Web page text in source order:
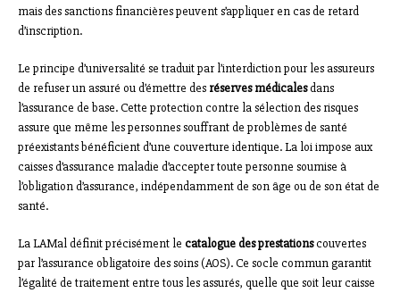
mais des sanctions financières peuvent s’appliquer en cas de retard
d’inscription.
Le principe d’universalité se traduit par l’interdiction pour les assureurs
de refuser un assuré ou d’émettre des réserves médicalesdans
l’assurance de base. Cette protection contre la sélection des risques
assure que même les personnes souffrant de problèmes de santé
préexistants bénéficient d’une couverture identique. La loi impose aux
caisses d’assurance maladie d’accepter toute personne soumise à
l’obligation d’assurance, indépendamment de son âge ou de son état de
santé.
La LAMal définit précisément le catalogue des prestationscouvertes
par l’assurance obligatoire des soins (AOS). Ce socle commun garantit
l’égalité de traitement entre tous les assurés, quelle que soit leur caisse